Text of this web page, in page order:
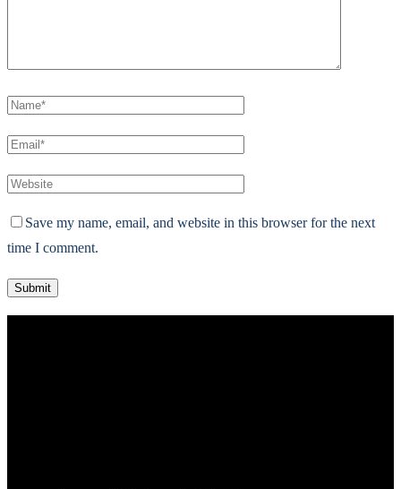
Save my name, email, and website in this browser for the next
time I comment.